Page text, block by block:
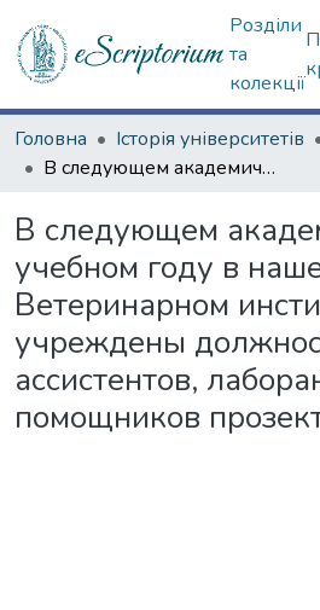
Розділи
та
колекції
Головна Історія університетів
В следующем академическом учебном году в нашем Ветеринарном институте будут учреждены должности ассистентов, лаборантов и помощников прозекторов
В следующем
учебном году в
Ветеринарном
учреждены
ассистентов,
помощников